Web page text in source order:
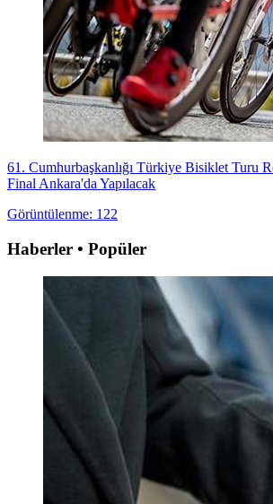
61. Cumhurbaşkanlığı Türkiye Bisiklet Turu
Final Ankara'da Yapılacak
Görüntülenme: 122
Haberler • Popüler